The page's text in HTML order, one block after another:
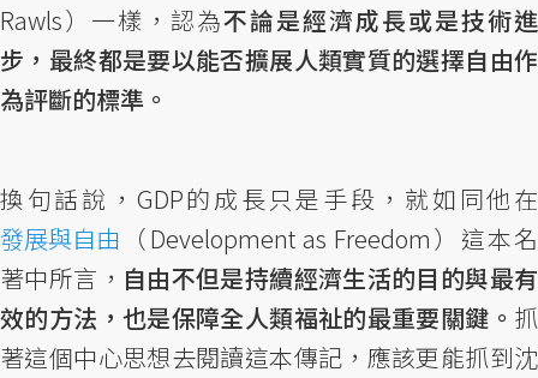
Rawls）一樣，認為不論是經濟成長或是技術進
步，最終都是要以能否擴展人類實質的選擇自由作
為評斷的標準。
換句話說，GDP的成長只是手段，就如同他在
發展與自由 （Development as Freedom）這本名
著中所言， 自由不但是持續經濟生活的目的與最有
效的方法，也是保障全人類福祉的最重要關鍵。 抓
著這個中心思想去閱讀這本傳記，應該更能抓到沈